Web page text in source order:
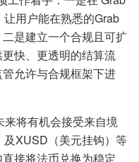
用户能在熟悉的Grab
是建立一个合规且可扩
快、更透明的结算流
允许与合规框架下进
将有机会接受来自境
XUSD（美元挂钩）等
接将法币兑换为稳定